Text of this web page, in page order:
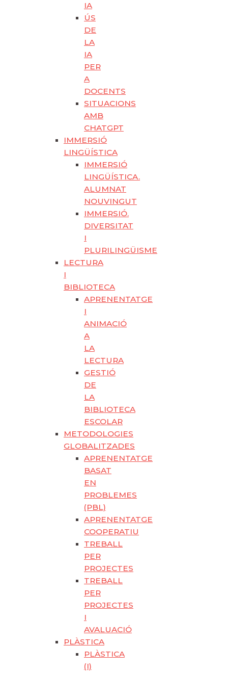
IA
ÚS
DE
LA
IA
PER
A
DOCENTS
SITUACIONS
AMB
CHATGPT
IMMERSIÓ
LINGÜÍSTICA
IMMERSIÓ
LINGÜÍSTICA.
ALUMNAT
NOUVINGUT
IMMERSIÓ.
DIVERSITAT
I
PLURILINGÜISME
LECTURA
I
BIBLIOTECA
APRENENTATGE
I
ANIMACIÓ
A
LA
LECTURA
GESTIÓ
DE
LA
BIBLIOTECA
ESCOLAR
METODOLOGIES
GLOBALITZADES
APRENENTATGE
BASAT
EN
PROBLEMES
(PBL)
APRENENTATGE
COOPERATIU
TREBALL
PER
PROJECTES
TREBALL
PER
PROJECTES
I
AVALUACIÓ
PLÀSTICA
PLÀSTICA
(I)